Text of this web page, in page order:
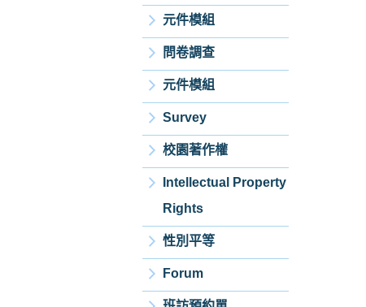
元件模組
問卷調查
元件模組
Survey
校園著作權
Intellectual Property
Rights
性別平等
Forum